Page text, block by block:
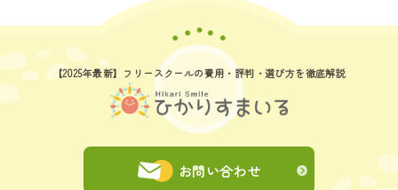
【2025年最新】フリースクールの費用 ・評判・選び方を徹底解説
お問い合わせ